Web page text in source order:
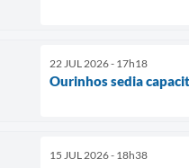
22 JUL 2026 - 17h18
Ourinhos sedia
15 JUL 2026 - 18h38